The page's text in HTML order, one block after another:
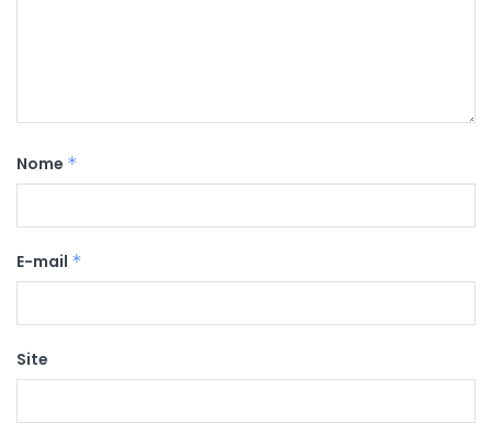
Nome *
E-mail *
Site